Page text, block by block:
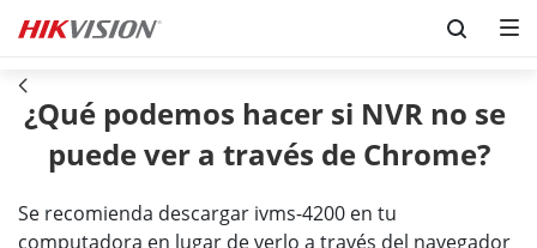
Skip to content
¿Qué podemos hacer si NVR no se
puede ver a través de Chrome?
Se recomienda descargar ivms-4200 en tu
computadora en lugar de verlo a través del navegador